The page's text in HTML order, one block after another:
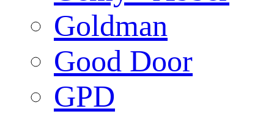
Goldman
Good Door
GPD